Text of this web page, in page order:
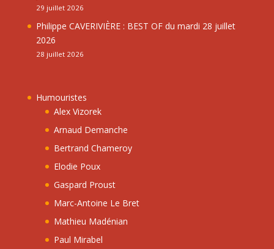
29 juillet 2026
Philippe CAVERIVIÈRE : BEST OF du mardi 28 juillet
2026
28 juillet 2026
Humouristes
Alex Vizorek
Arnaud Demanche
Bertrand Chameroy
Elodie Poux
Gaspard Proust
Marc-Antoine Le Bret
Mathieu Madénian
Paul Mirabel